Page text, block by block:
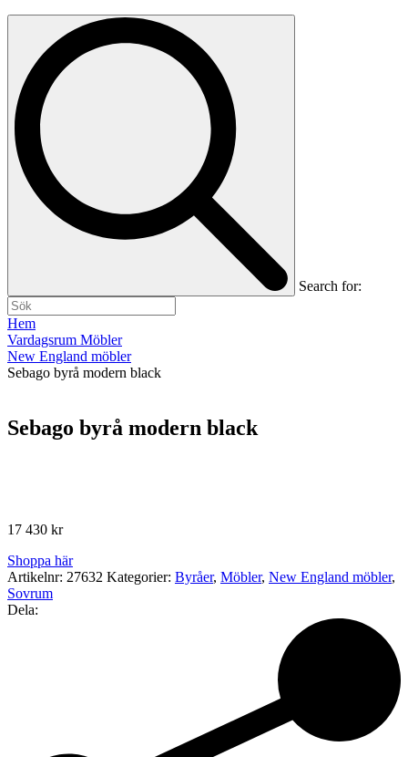
Search for:
Hem
Vardagsrum Möbler
New England möbler
Sebago byrå modern black
Sebago byrå modern black
17 430 kr
Shoppa här
Artikelnr: 27632 Kategorier: Byråer, Möbler, New England möbler,
Sovrum
Dela: